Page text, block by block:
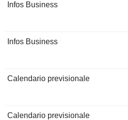
Infos Business
Infos Business
Calendario previsionale
Calendario previsionale